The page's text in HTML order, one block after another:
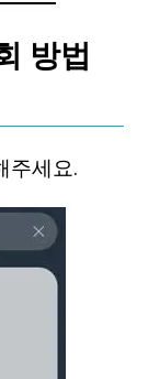
방법
주세요.